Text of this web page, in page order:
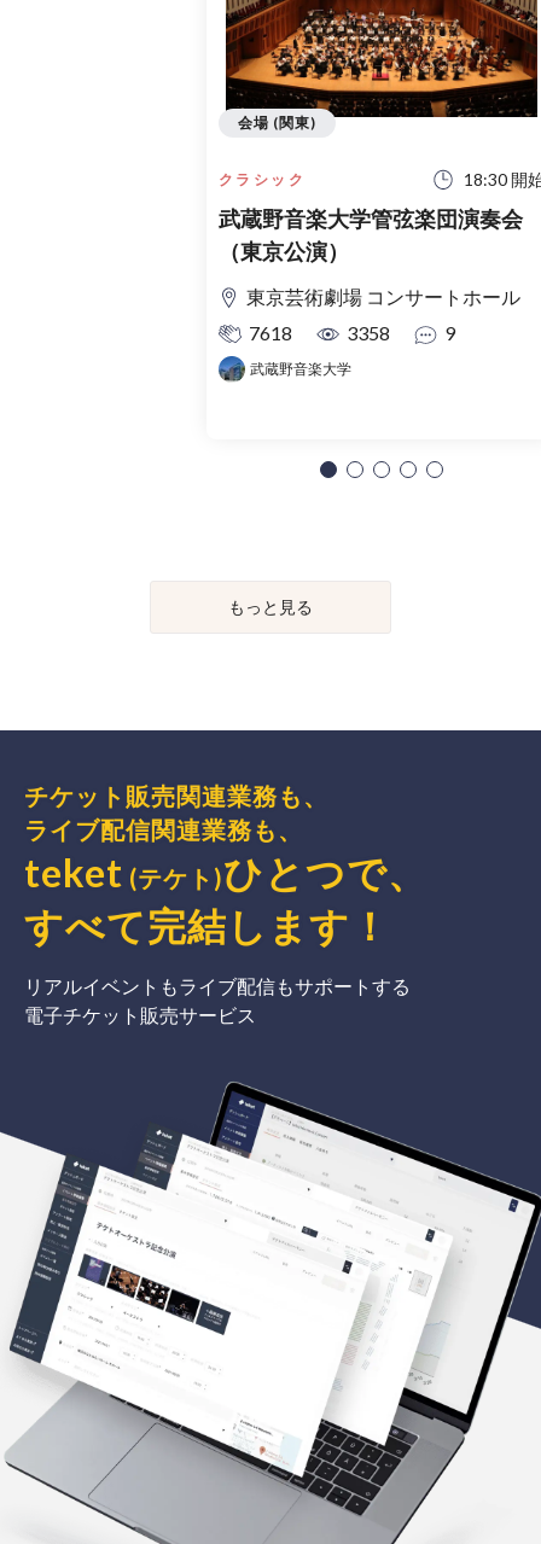
クラシック 18:30 開
武蔵野音楽大学管弦楽団演奏会
（東京公演）
東京芸術劇場 コンサートホール
7618
3358 9
武蔵野音楽大学
会場 (関東)
もっと見る
チケット販売関連業務も、
ライブ配信関連業務も、
teket (テケト)ひとつで、
すべて完結 します ！
リアルイベントもライブ配信もサポートする
電子チケット販売サービス